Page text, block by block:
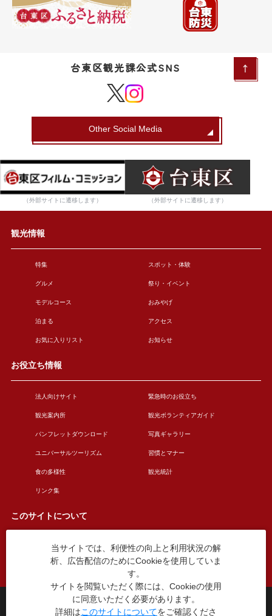
台東区観光課公式SNS
Other Social Media
（外部サイトに遷移します） （外部サイトに遷移します）
観光情報
特集 スポット・体験
グルメ 祭り・イベント
モデルコース おみやげ
泊まる アクセス
お気に入りリスト お知らせ
お役立ち情報
法人向けサイト 緊急時のお役立ち
観光案内所 観光ボランティアガイド
パンフレットダウンロード 写真ギャラリー
ユニバーサルツーリズム 習慣とマナー
食の多様性 観光統計
リンク集
このサイトについて
このサイトについて 広告掲載について
お問い合わせ
台東区役所観光課
〒110-8615 東京都台東区東上野4丁目5番6号
当サイトでは、利便性の向上と利用状況の解
析、広告配信のためにCookieを使用していま
す。
サイトを閲覧いただく際には、Cookieの使用
に同意いただく必要があります。
詳細はこのサイトについてをご確認くださ